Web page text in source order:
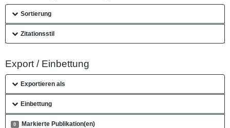
Sortierung
Zitationsstil
Export / Einbettung
Exportieren als
Einbettung
0 Markierte Publikation(en)